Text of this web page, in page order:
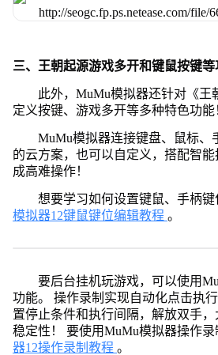
三、王朝起源游戏多开和键鼠按键
此外，MuMu模拟器还针对《王
定义按键、游戏多开等多种特色功能
MuMu模拟器连接键盘、鼠标、
的云方案，也可以自定义，搭配智
成高难操作！
想要学习如何设置键鼠、手柄
模拟器12键鼠键位编辑教程 。
要后台挂机玩游戏，可以使用
功能。 操作录制实现自动化点击执
置停止条件和执行间隔，解放双手
稳定性！ 要使用MuMu模拟器操作录
器12操作录制教程 。